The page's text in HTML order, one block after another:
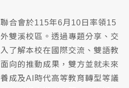
合會於115年6月10日率領15
雙溪校區。透過專題分享、交
了解本校在國際交流、雙語教
向的推動成果，雙方並就未來
成及AI時代高等教育轉型等議